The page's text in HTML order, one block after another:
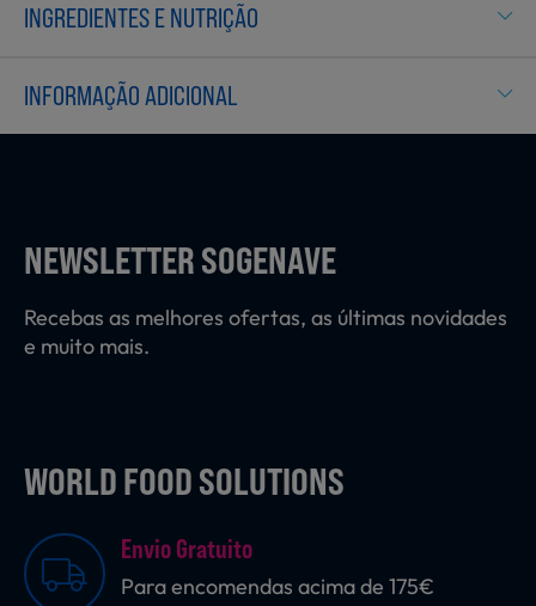
Frutas e Legumes
Mercearia
Nutrição Clínica
Bebidas e Garrafeira
INGREDIENTES E NUTRIÇÃO
INFORMAÇÃO ADICIONAL
NEWSLETTER SOGENAVE
Recebas as melhores ofertas, as últimas novidades
e muito mais.
WORLD FOOD SOLUTIONS
Envio Gratuito
Para encomendas acima de 175€